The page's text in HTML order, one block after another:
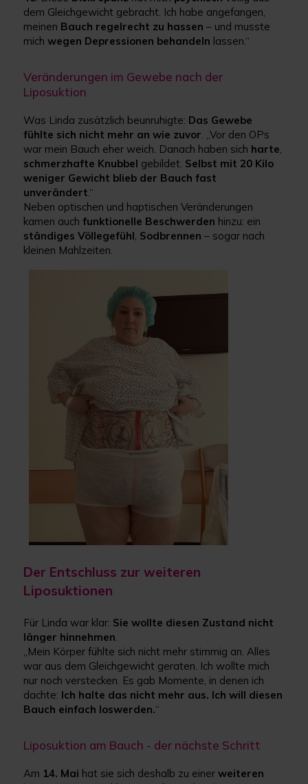
dem Gleichgewicht gebracht. Ich habe angefangen,
meinen Bauch regelrecht zu hassen – und musste
mich wegen Depressionen behandeln lassen.“
Veränderungen im Gewebe nach der
Liposuktion
Was Linda zusätzlich beunruhigte: Das Gewebe
fühlte sich nicht mehr an wie zuvor. „Vor den OPs
war mein Bauch eher weich. Danach haben sich harte,
schmerzhafte Knubbel gebildet. Selbst mit 20 Kilo
weniger Gewicht blieb der Bauch fast
unverändert.“
Neben optischen und haptischen Veränderungen
kamen auchfunktionelle Beschwerden hinzu: ein
ständiges Völlegefühl, Sodbrennen – sogar nach
kleinen Mahlzeiten.
Der Entschluss zur weiteren
Liposuktionen
Für Linda war klar: Sie wollte diesen Zustand nicht
länger hinnehmen
„Mein Körper fühlte sich nicht mehr stimmig an. Alles
war aus dem Gleichgewicht geraten. Ich wollte mich
nur noch verstecken. Es gab Momente, in denen ich
dachte: Ich halte das nicht mehr aus. Ich will diesen
Bauch einfach loswerden.“
Liposuktion am Bauch - der nächste Schritt
Am 14. Mai hat sie sich deshalb zu einerweiteren